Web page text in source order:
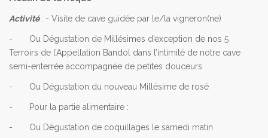
Activité: - Visite de cave guidée par le/la vigneron(ne)
- Ou Dégustation de Millésimes d’exception de nos 5
Terroirs de l’Appellation Bandol dans l’intimité de notre cave
semi-enterrée accompagnée de petites douceurs
- Ou Dégustation du nouveau Millésime de rosé
- Pour la partie alimentaire :
- Ou Dégustation de coquillages le samedi matin